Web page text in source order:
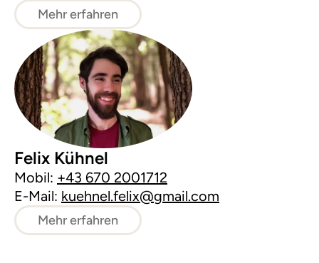
Mehr erfahren
Felix Kühnel
Mobil: +43 670 2001712
E-Mail: kuehnel.felix@gmail.com
Mehr erfahren